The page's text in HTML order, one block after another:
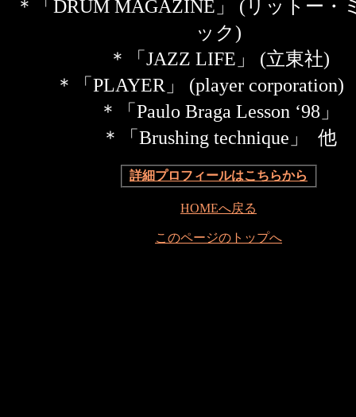
＊「DRUM MAGAZINE」 (リットー・
ック)
＊「JAZZ LIFE」 (立東社)
＊「PLAYER」 (player
＊「Paulo Braga Lesson ‘98」
＊「Brushing technique」 他
詳細プロフィールはこちらから
HOMEへ戻る
このページのトップへ